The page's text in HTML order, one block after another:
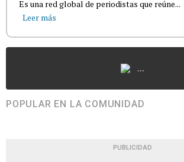
Es una red global de periodistas que reúne...
Leer más
...
POPULAR EN LA COMUNIDAD
PUBLICIDAD